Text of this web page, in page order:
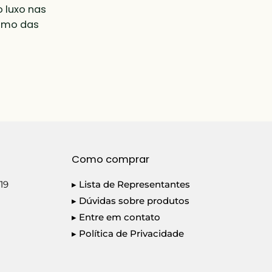
luxo nas
das
Como comprar
▸ Lista de Representantes
▸ Dúvidas sobre produtos
▸ Entre em contato
▸ Política de Privacidade